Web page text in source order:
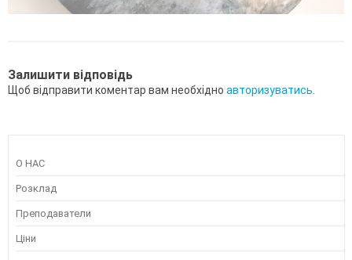
Залишити відповідь
Щоб відправити коментар вам необхідно авторизуватись
О НАС
Розклад
Преподаватели
Ціни